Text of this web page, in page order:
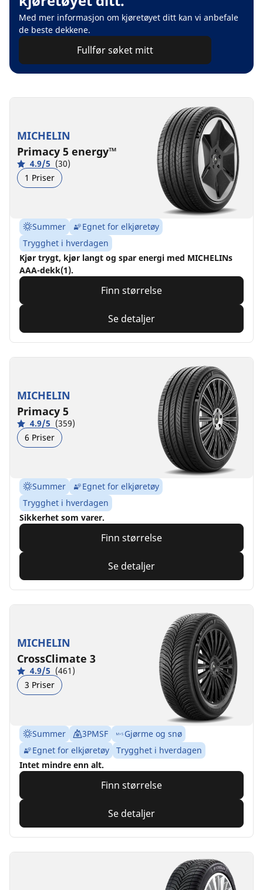
Med mer informasjon om kjøretøyet ditt kan vi anbefale
de beste dekkene.
Fullfør søket mitt
MICHELIN
Primacy 5 energy™
4.9/5 (30)
1 Priser
Summer
Egnet for elkjøretøy
Trygghet i hverdagen
Kjør trygt, kjør langt og spar energi med MICHELINs
AAA-dekk(1).
Finn størrelse
Se detaljer
MICHELIN
Primacy 5
4.9/5 (359)
6 Priser
Summer
Egnet for elkjøretøy
Trygghet i hverdagen
Sikkerhet som varer.
Finn størrelse
Se detaljer
MICHELIN
CrossClimate 3
4.9/5 (461)
3 Priser
Summer 3PMSF
Gjørme og snø
Egnet for elkjøretøy
Trygghet i hverdagen
Intet mindre enn alt.
Finn størrelse
Se detaljer